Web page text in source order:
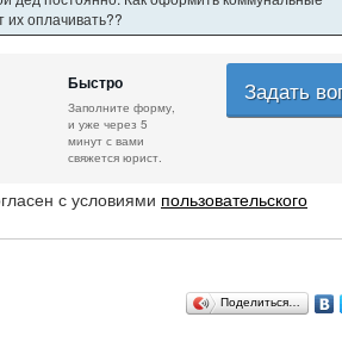
их оплачивать??
Быстро
Заполните форму,
и уже через 5
минут с вами
свяжется юрист.
Задать
с условиями пользовательского
Поделиться…